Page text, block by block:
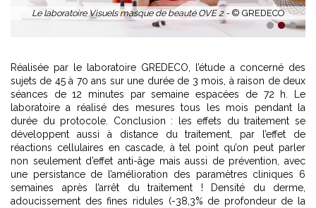
Le laboratoire Visuels masque de beauté OVE 2 - © GREDECO
1 2 3
Réalisée par le laboratoire GREDECO, l’étude a concerné des
sujets de 45 à 70 ans sur une durée de 3 mois, à raison de deux
séances de 12 minutes par semaine espacées de 72 h. Le
laboratoire a réalisé des mesures tous les mois pendant la
durée du protocole. Conclusion : les effets du traitement se
développent aussi à distance du traitement, par l’effet de
réactions cellulaires en cascade, à tel point qu’on peut parler
non seulement d’effet anti-âge mais aussi de prévention, avec
une persistance de l’amélioration des paramètres cliniques 6
semaines après l’arrêt du traitement ! Densité du derme,
adoucissement des fines ridules (-38,3% de profondeur de la